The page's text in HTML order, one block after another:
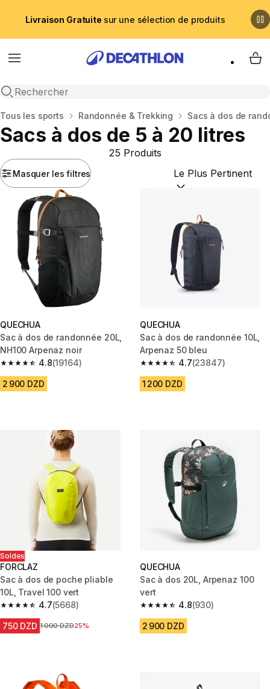
Livraison Gratuite sur une sélection de produits
Menu
Recherche ouverte
My
Accueil
Tous les sports Randonnée & Trekking Sacs à dos de
Sacs à dos de 5 à 20 litres
Masquer les filtres
25 Produits
Trier par :(optional)
QUECHUA
Sac à dos de randonnée 20L,
NH100 Arpenaz noir
4.8
4.8 out of 5 stars from 19164 reviews
(19164)
2 900 DZD
QUECHUA
Sac à dos de randonnée 10L,
Arpenaz 50 bleu
4.7
4.7 out of 5 stars from 23847
(23847)
1 200 DZD
Soldes
FORCLAZ
Sac à dos de poche pliable
10L, Travel 100 vert
4.7
4.7 out of 5 stars from 5668 reviews
(5668)
750 DZD Prix avant la réduction
1 000 DZD25%
QUECHUA
Sac à dos 20L, Arpenaz 100
vert
4.8
4.8 out of 5 stars from 930
(930)
2 900 DZD